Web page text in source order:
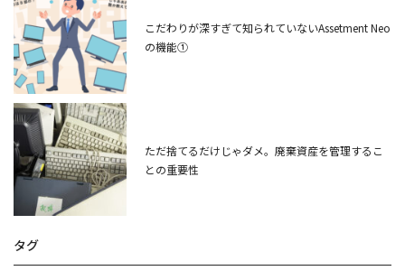
こだわりが深すぎて知られていないAssetment Neo
の機能①
ただ捨てるだけじゃダメ。廃棄資産を管理するこ
との重要性
タグ